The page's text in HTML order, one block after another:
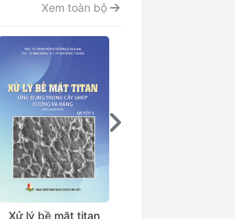
Xem toàn bộ
Xử lý bề mặt titan